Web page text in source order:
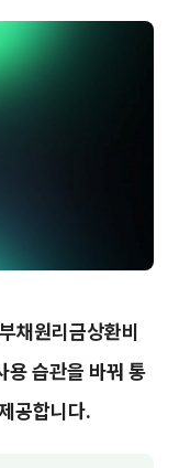
채원리금상환비
용 습관을 바꿔 통
공합니다.